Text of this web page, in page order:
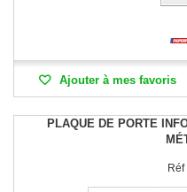
Ajouter à mes favoris
PLAQUE DE PORTE
Réf